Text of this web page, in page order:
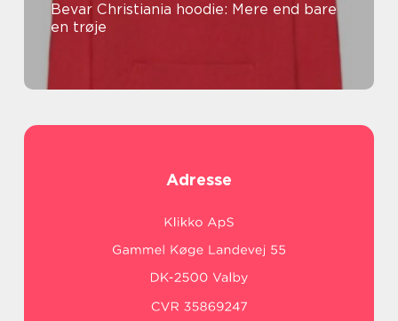
Bevar Christiania hoodie: Mere end bare
en trøje
Adresse